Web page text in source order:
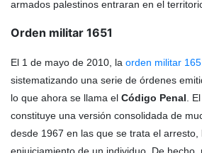
armados palestinos entraran en el
Orden militar 1651
El 1 de mayo de 2010, la orden militar
sistematizando una serie de órdenes
lo que ahora se llama el Código Penal .
constituye una versión consolidada de
desde 1967 en las que se trata el arresto,